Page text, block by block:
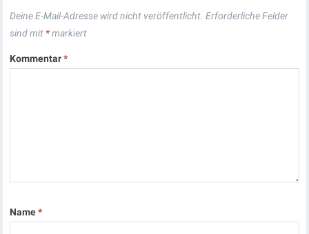
Deine E-Mail-Adresse wird nicht veröffentlicht. Erforderliche Felder
sind mit *markiert
Kommentar*
Name*